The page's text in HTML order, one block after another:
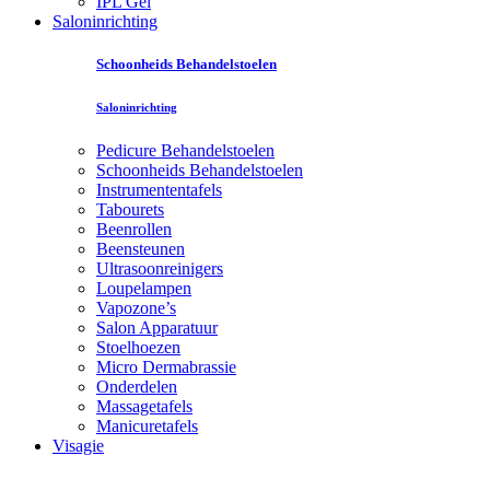
Saloninrichting
Schoonheids Behandelstoelen
Saloninrichting
Pedicure Behandelstoelen
Schoonheids Behandelstoelen
Instrumententafels
Tabourets
Beenrollen
Beensteunen
Ultrasoonreinigers
Loupelampen
Vapozone’s
Salon Apparatuur
Stoelhoezen
Micro Dermabrassie
Onderdelen
Massagetafels
Manicuretafels
Visagie